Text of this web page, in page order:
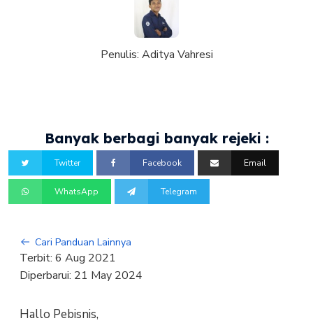
Penulis: Aditya Vahresi
Banyak berbagi banyak rejeki :
Twitter Facebook Email
WhatsApp Telegram
Cari Panduan Lainnya
Terbit: 6 Aug 2021
Diperbarui: 21 May 2024
Hallo Pebisnis,